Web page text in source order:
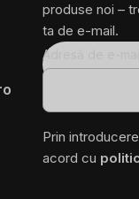
produse noi –
ta de e-mail.
Adresă de e-mail
Prin
acord cu